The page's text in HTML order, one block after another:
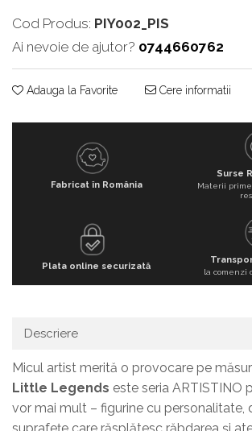
Cod Produs: PIY002_PIS
Ai nevoie de ajutor? 0744660762
Adauga la Favorite Cere informatii
Fabricat în România
Surse
Materii
Plata online securizată
la comenzi
Descriere
Micul artist merită o provocare pe
Little Legends este seria ARTISTINO
vor mai mult – figurine cu personalitate,